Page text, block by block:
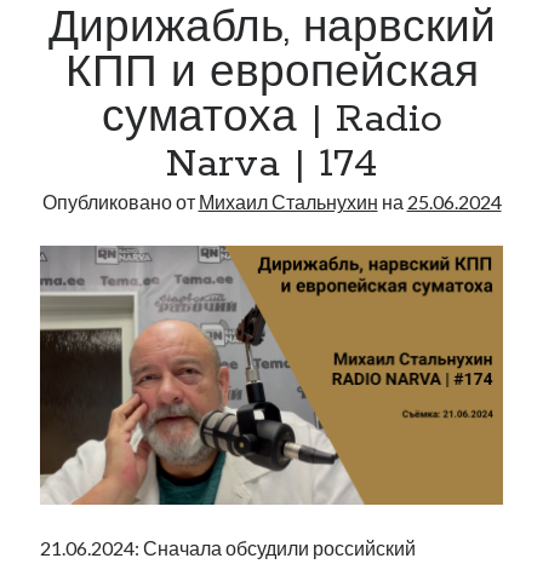
рийгикогу россия русский роман
русскоязычное образование
стенограмма
т.х. ильвес
фотоотчет экономика экономика эстонии
эстония эстонский язык
Михаил Стальнухин:
mstalnuhhin@gmail.com
Отзывы и предложения по блогу:
anton.stalnuhhin@gmail.com
Narva
|
181
Дирижабль, нарвский
КПП и европейская
суматоха | Radio
Narva | 174
Опубликовано от Михаил Стальнухин на 25.06.2024
21.06.2024: Сначала обсудили российский